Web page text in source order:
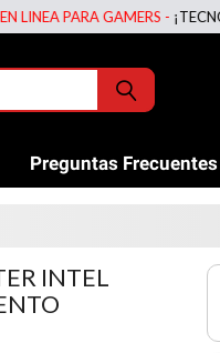
PARA GAMERS -
Preguntas Frecuentes
INTEL